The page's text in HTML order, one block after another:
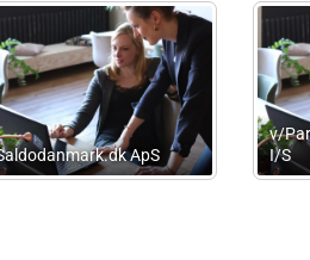
Consult Me